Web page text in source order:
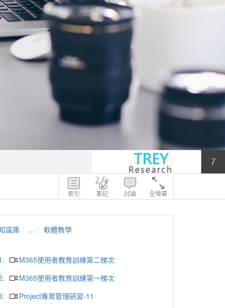
索引 筆記 討論 全螢幕
識庫 ... 軟體教學
M365使用者教育訓練第二梯次
M365使用者教育訓練第一梯次
Project專案管理研習-11